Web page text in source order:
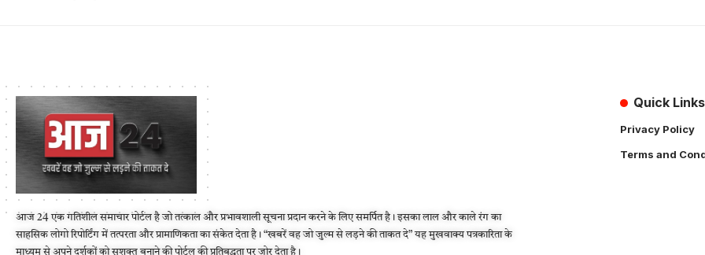
आज 24 एक गतिशील समाचार पोर्टल है जो तत्काल और प्रभावशाली सूचना प्रदान करने के लिए समर्पित है। इसका लाल और काले रंग का
साहसिक लोगो रिपोर्टिंग में तत्परता और प्रामाणिकता का संकेत देता है। “खबरें वह जो जुल्म से लड़ने की ताकत दे” यह मुखवाक्य पत्रकारिता के
माध्यम से अपने दर्शकों को सशक्त बनाने की पोर्टल की प्रतिबद्धता पर जोर देता है।
Quick Links
Privacy Policy
Terms and